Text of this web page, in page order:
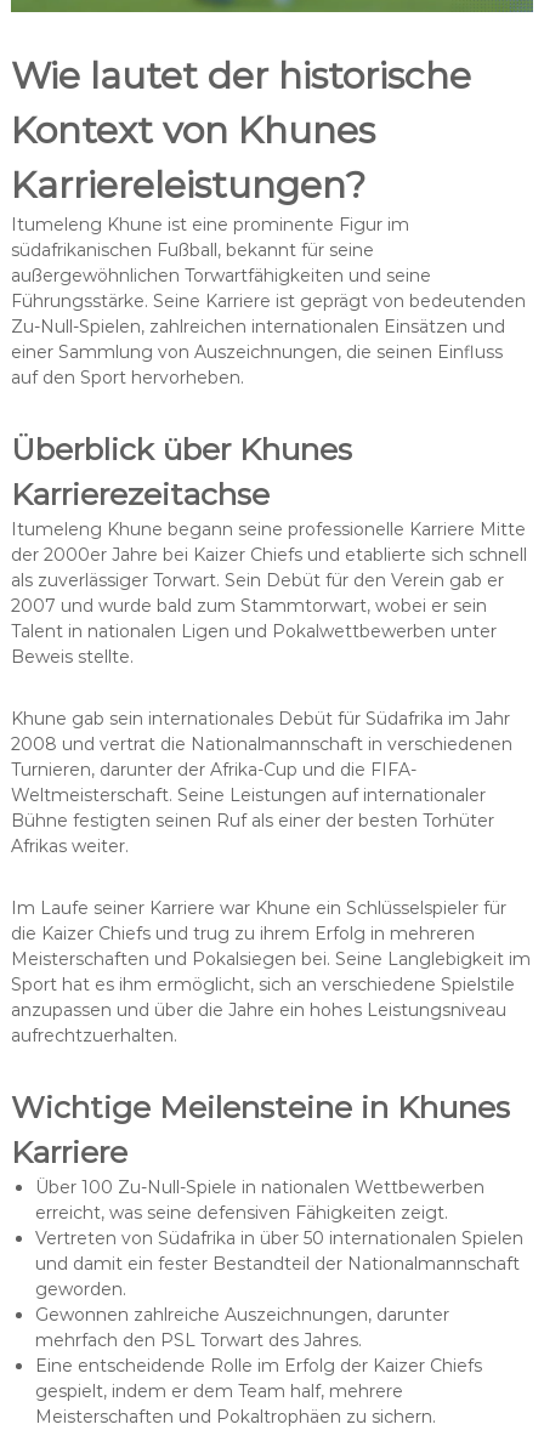
Wie lautet der historische
Kontext von Khunes
Karriereleistungen?
Itumeleng Khune ist eine prominente Figur im
südafrikanischen Fußball, bekannt für seine
außergewöhnlichen Torwartfähigkeiten und seine
Führungsstärke. Seine Karriere ist geprägt von bedeutenden
Zu-Null-Spielen, zahlreichen internationalen Einsätzen und
einer Sammlung von Auszeichnungen, die seinen Einfluss
auf den Sport hervorheben.
Überblick über Khunes
Karrierezeitachse
Itumeleng Khune begann seine professionelle Karriere Mitte
der 2000er Jahre bei Kaizer Chiefs und etablierte sich schnell
als zuverlässiger Torwart. Sein Debüt für den Verein gab er
2007 und wurde bald zum Stammtorwart, wobei er sein
Talent in nationalen Ligen und Pokalwettbewerben unter
Beweis stellte.
Khune gab sein internationales Debüt für Südafrika im Jahr
2008 und vertrat die Nationalmannschaft in verschiedenen
Turnieren, darunter der Afrika-Cup und die FIFA-
Weltmeisterschaft. Seine Leistungen auf internationaler
Bühne festigten seinen Ruf als einer der besten Torhüter
Afrikas weiter.
Im Laufe seiner Karriere war Khune ein Schlüsselspieler für
die Kaizer Chiefs und trug zu ihrem Erfolg in mehreren
Meisterschaften und Pokalsiegen bei. Seine Langlebigkeit im
Sport hat es ihm ermöglicht, sich an verschiedene Spielstile
anzupassen und über die Jahre ein hohes Leistungsniveau
aufrechtzuerhalten.
Wichtige Meilensteine in Khunes
Karriere
Über 100 Zu-Null-Spiele in nationalen Wettbewerben
erreicht, was seine defensiven Fähigkeiten zeigt.
Vertreten von Südafrika in über 50 internationalen Spielen
und damit ein fester Bestandteil der Nationalmannschaft
geworden.
Gewonnen zahlreiche Auszeichnungen, darunter
mehrfach den PSL Torwart des Jahres.
Eine entscheidende Rolle im Erfolg der Kaizer Chiefs
gespielt, indem er dem Team half, mehrere
Meisterschaften und Pokaltrophäen zu sichern.